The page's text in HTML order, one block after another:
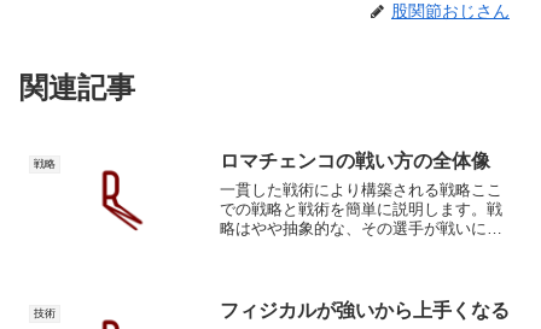
股関節おじさん
関連記事
戦略 ロマチェンコの戦い方の全体像
一貫した戦術により構築される戦略ここ
での戦略と戦術を簡単に説明します。戦
略はやや抽象的な、その選手が戦いに勝
勝ち」みたいなもの。戦術...
技術 フィジカルが強いから上手くなる